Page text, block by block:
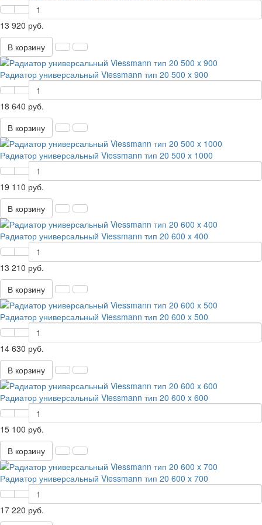
13 920 руб.
В корзину
Радиатор универсальный Viessmann тип 20 500 x 900
18 640 руб.
В корзину
Радиатор универсальный Viessmann тип 20 500 x 1000
19 110 руб.
В корзину
Радиатор универсальный Viessmann тип 20 600 x 400
13 210 руб.
В корзину
Радиатор универсальный Viessmann тип 20 600 x 500
14 630 руб.
В корзину
Радиатор универсальный Viessmann тип 20 600 x 600
15 100 руб.
В корзину
Радиатор универсальный Viessmann тип 20 600 x 700
17 220 руб.